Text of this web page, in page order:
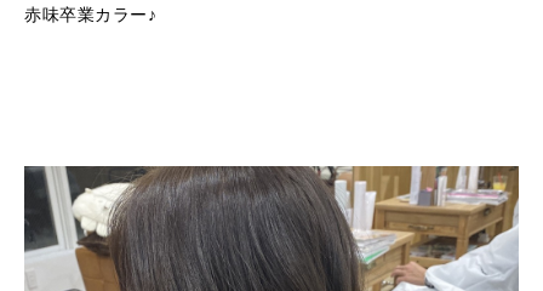
赤味卒業カラー♪